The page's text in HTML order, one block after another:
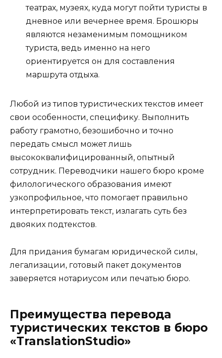
театрах, музеях, куда могут пойти туристы в
дневное или вечернее время. Брошюры
являются незаменимым помощником
туриста, ведь именно на него
ориентируется он для составления
маршрута отдыха.
Любой из типов туристических текстов имеет
свои особенности, специфику. Выполнить
работу грамотно, безошибочно и точно
передать смысл может лишь
высококвалифицированный, опытный
сотрудник. Переводчики нашего бюро кроме
филологического образования имеют
узкопрофильное, что помогает правильно
интерпретировать текст, излагать суть без
двояких подтекстов.
Для придания бумагам юридической силы,
легализации, готовый пакет документов
заверяется нотариусом или печатью бюро.
Преимущества перевода
туристических текстов в бюро
«TranslationStudio»